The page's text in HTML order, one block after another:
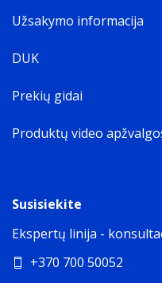
Užsakymo informacija
DUK
Prekių gidai
Produktų video
Susisiekite
Ekspertų linija -
+370 700 50052